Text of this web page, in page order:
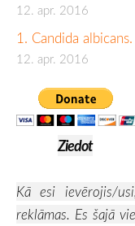
12. apr. 2016
1. Candida
12. apr. 2016
Ziedot
Kā esi ievērojis/usi,
reklāmas. Es šajā